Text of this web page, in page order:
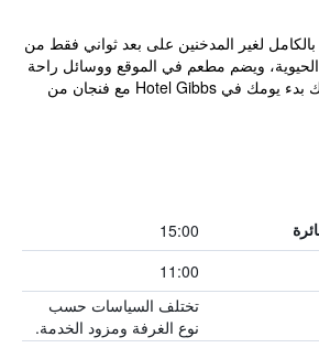
لغير المدخنين على بعد ثواني فقط من
ويضم مطعم في الموقع ووسائل راحة
عصرية في الغرف. يمكنك بدء يومك في Hotel Gibbs مع فنجان من
15:00
11:00
تختلف السياسات حسب
نوع الغرفة ومزود الخدمة.